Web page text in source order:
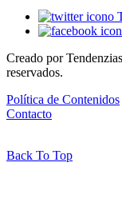
Creado por
reservados.
Política de Contenidos
Contacto
Back To Top